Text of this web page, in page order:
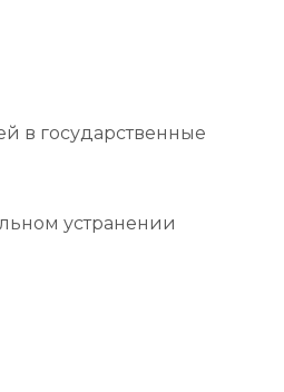
в государственные
устранении